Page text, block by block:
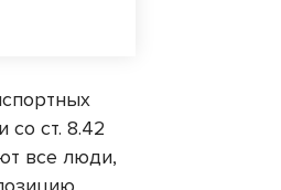
со ст. 8.42
все люди,